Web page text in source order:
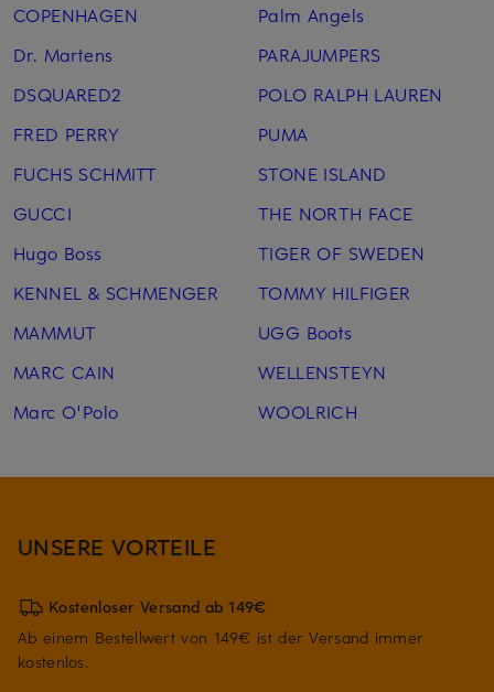
COPENHAGEN
Dr. Martens
DSQUARED2
FRED PERRY
FUCHS SCHMITT
GUCCI
Hugo Boss
KENNEL & SCHMENGER
MAMMUT
MARC CAIN
Marc O'Polo
Palm Angels
PARAJUMPERS
POLO RALPH LAUREN
PUMA
STONE ISLAND
THE NORTH FACE
TIGER OF SWEDEN
TOMMY HILFIGER
UGG Boots
WELLENSTEYN
WOOLRICH
UNSERE VORTEILE
Kostenloser Versand ab 149€
Ab einem Bestellwert von 149€ ist der Versand immer
kostenlos.